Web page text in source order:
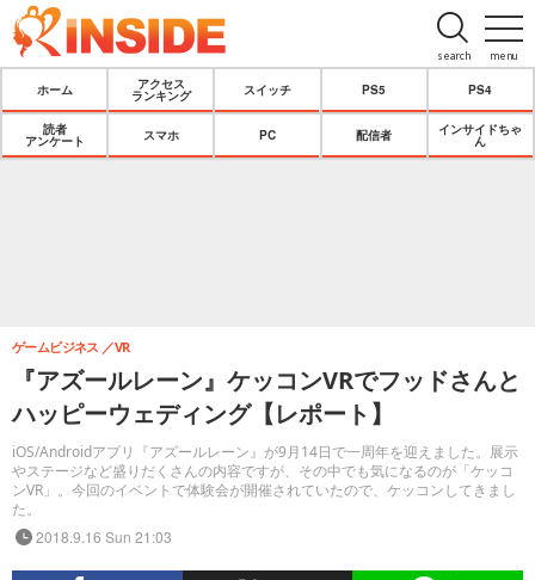
menu
search
ホーム
アクセス
ランキング
スイッチ PS5 PS4
読者
アンケート
スマホ PC 配信者
インサイドちゃ
ん
『アズールレーン』ケッコンVRでフッドさんと
ハッピーウェディング【レポート】
iOS/Androidアプリ『アズールレーン』が9月14日で一周年を迎えました。展示
やステージなど盛りだくさんの内容ですが、その中でも気になるのが「ケッコ
ンVR」。今回のイベントで体験会が開催されていたので、ケッコンしてきまし
た。
ゲームビジネス VR
2018.9.16 Sun 21:03